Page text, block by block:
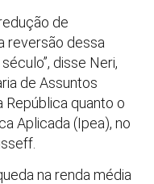
de
reversão dessa
disse Neri,
de Assuntos
quanto o
Aplicada (Ipea), no
na renda média